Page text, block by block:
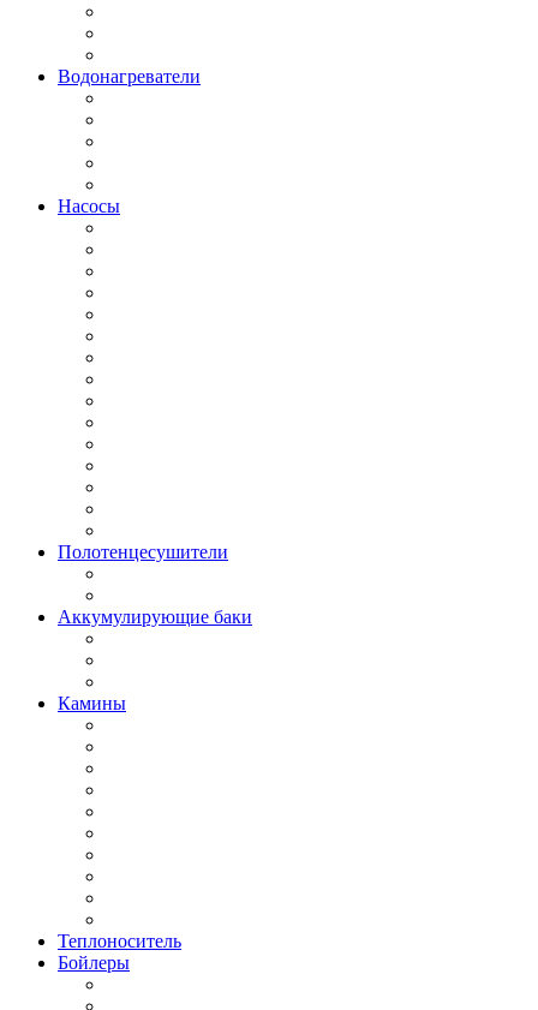
Водонагреватели
Насосы
Полотенцесушители
Аккумулирующие баки
Камины
Теплоноситель
Бойлеры